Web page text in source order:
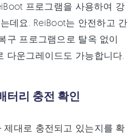
프로그램을 사용하여 강
데요. ReiBoot는 안전하고 간
구 프로그램으로 탈옥 없이
다운그레이드도 가능합니다.
터리 충전 확인
제대로 충전되고 있는지를 확